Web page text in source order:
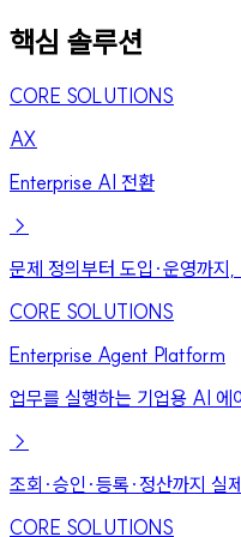
핵심 솔루션
CORE SOLUTIONS
AX
Enterprise AI 전환
→
문제 정의부터 도입·운영까지
CORE SOLUTIONS
Enterprise Agent Platform
업무를 실행하는 기업용 AI 에
→
조회·승인·등록·정산까지 실
CORE SOLUTIONS